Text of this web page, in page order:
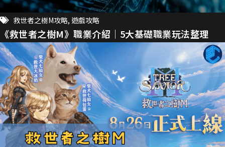
救世者之樹M攻略, 遊戲攻略
《救世者之樹M》職業介紹｜5大基礎職業玩法整理